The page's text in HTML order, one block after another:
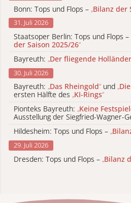
Bonn: Tops und Flops – „Bilanz der
31. Juli 2026
Staatsoper Berlin: Tops und Flops –
der Saison 2025/26“
Bayreuth: „Der fliegende Holländer
30. Juli 2026
Bayreuth: „Das Rheingold“ und „
ersten Hälfte des „KI-Rings“
Pionteks Bayreuth: „Keine
Ausstellung der Siegfried-Wagner-
Hildesheim: Tops und Flops – „
29. Juli 2026
Dresden: Tops und Flops – „Bilanz